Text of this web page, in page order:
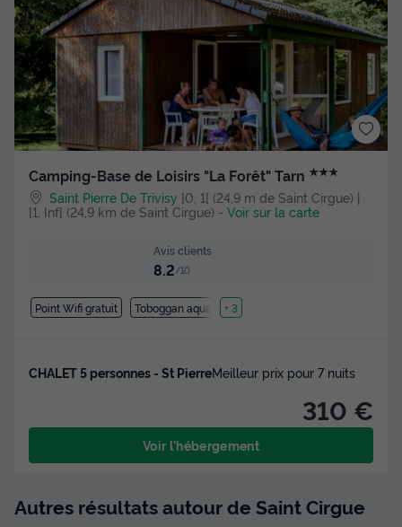
Camping-Base de Loisirs "La Forêt" Tarn ★★★
Saint Pierre De Trivisy ]0, 1[ (24,9 m de Saint Cirgue) |
[1, Inf[ (24,9 km de Saint Cirgue) - Voir sur la carte
Avis clients
8.2/10
Point Wifi gratuit Toboggan aquatique
+ 3
CHALET 5 personnes - St PierreMeilleur prix pour 7 nuits
310 €
Voir l'hébergement
Autres résultats autour de Saint Cirgue